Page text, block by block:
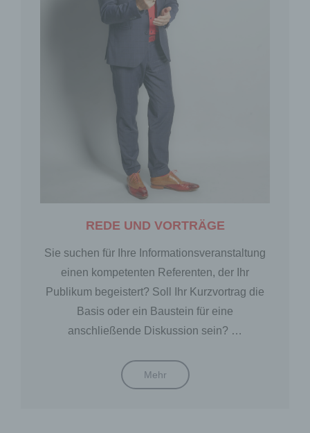
REDE UND VORTRÄGE
Sie suchen für Ihre Informationsveranstaltung
einen kompetenten Referenten, der Ihr
Publikum begeistert? Soll Ihr Kurzvortrag die
Basis oder ein Baustein für eine
anschließende Diskussion sein? …
MehrREDE
UND